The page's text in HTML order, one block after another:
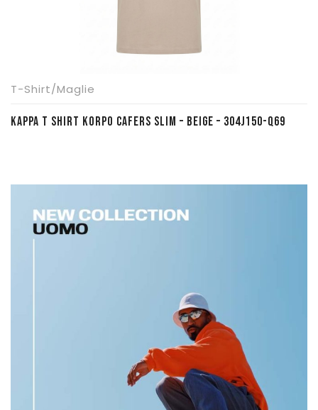
T-Shirt/Maglie
KAPPA T SHIRT KORPO CAFERS SLIM – BEIGE – 304J150-Q69